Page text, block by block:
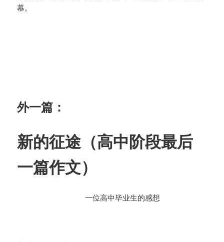
慕。
外一篇：
新的征途（高中阶段最后
一篇作文）
一位高中毕业生的感想